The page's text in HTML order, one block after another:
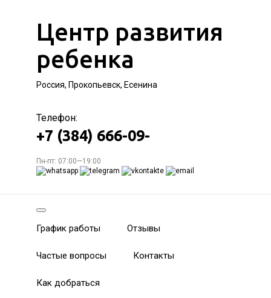
Центр развития
ребенка
Россия, Прокопьевск, Есенина
Телефон:
+7 (384) 666-09-
Пн-пт: 07:00—19:00
График работы Отзывы
Частые вопросы Контакты
Как добраться